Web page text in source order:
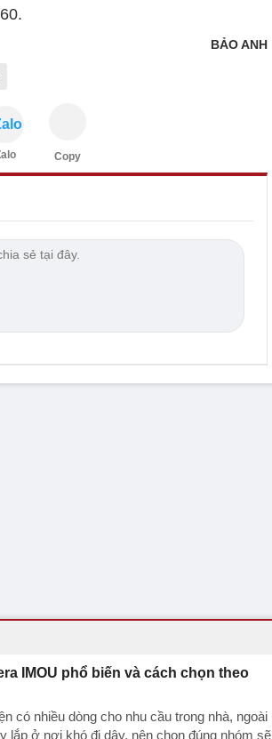
BẢO ANH
Copy
IMOU phổ biến và cách chọn theo
có nhiều dòng cho nhu cầu trong nhà, ngoài
lắp ở nơi khó đi dây, nên chọn đúng nhóm sẽ